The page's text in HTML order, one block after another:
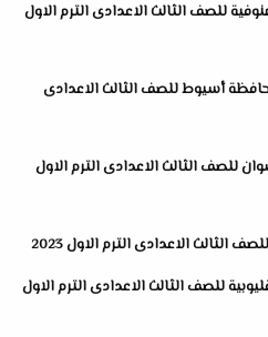
للصف الثالث الاعدادى الترم الاول
أسيوط للصف الثالث الاعدادى
للصف الثالث الاعدادى الترم الاول
الثالث الاعدادى الترم الاول 2023
للصف الثالث الاعدادى الترم الاول